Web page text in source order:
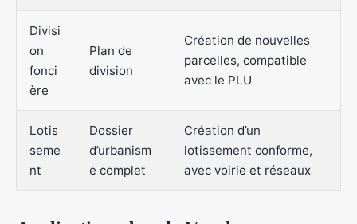
Divisi
on
fonci
ère
Plan de
division
Création de nouvelles
parcelles, compatible
avec le PLU
Lotis
seme
nt
Dossier
d’urbanism
e complet
Création d’un
lotissement conforme,
avec voirie et réseaux